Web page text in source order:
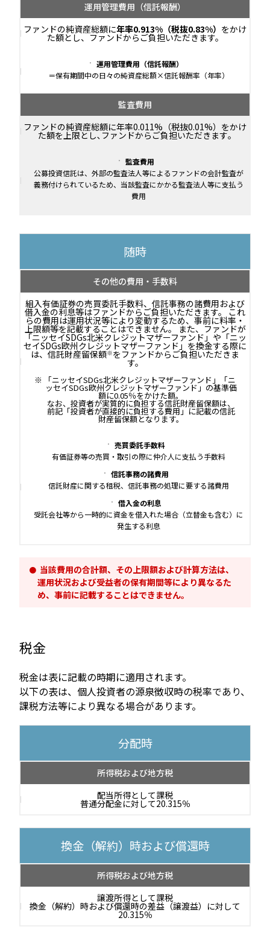
運用管理費用 （信託報酬）
ファンドの純資産総額に年率0.913%（税抜0.83%） をかけ
た額とし、ファンドからご負担いただきます。
運用管理費用（信託報酬）
＝保有期間中の日々の純資産総額×信託報酬率（年率）
監査費用
ファンドの純資産総額に年率0.011%（税抜0.01%）をかけ
た額を上限とし､ファンドからご負担いただきます｡
監査費用
公募投資信託は、外部の監査法人等によるファンドの会計監査が
義務付けられているため、当該監査にかかる監査法人等に支払う
費用
随時
その他の費用・手数料
組入有価証券の売買委託手数料、信託事務の諸費用および
借入金の利息等はファンドからご負担いただきます。 これ
らの費用は運用状況等により変動するため、事前に料率・
上限額等を記載することはできません。 また、ファンドが
「ニッセイSDGs北米クレジットマザーファンド」や「ニッ
セイSDGs欧州クレジットマザーファンド」を換金する際に
は、信託財産留保額※をファンドからご負担いただきま
す。
「ニッセイSDGs北米クレジットマザーファンド」「ニ
ッセイSDGs欧州クレジットマザーファンド」の基準価
額に0.05％をかけた額。
なお、投資者が実質的に負担する信託財産留保額は、
前記「投資者が直接的に負担する費用」に記載の信託
財産留保額となります。
売買委託手数料
有価証券等の売買・取引の際に仲介人に支払う手数料
信託事務の諸費用
信託財産に関する租税、信託事務の処理に要する諸費用
借入金の利息
受託会社等から一時的に資金を借入れた場合（立替金も含む）に
発生する利息
当該費用の合計額、その上限額および計算方法は、
運用状況および受益者の保有期間等により異なるた
め、事前に記載することはできません。
税金
税金は表に記載の時期に適用されます。
以下の表は、個人投資者の源泉徴収時の税率であり、
課税方法等により異なる場合があります。
分配時
所得税および地方税
配当所得として課税
普通分配金に対して20.315％
換金（解約）時および償還時
所得税および地方税
譲渡所得として課税
換金（解約）時および償還時の差益（譲渡益）に対して
20.315％